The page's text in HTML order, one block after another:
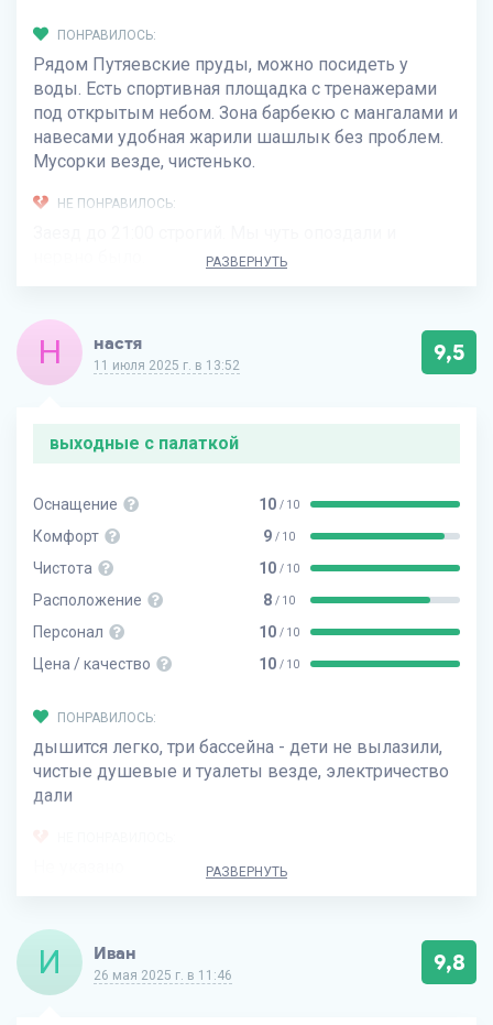
ПОНРАВИЛОСЬ:
Рядом Путяевские пруды, можно посидеть у
воды. Есть спортивная площадка с тренажерами
под открытым небом. Зона барбекю с мангалами и
навесами удобная жарили шашлык без проблем.
Мусорки везде, чистенько.
НЕ ПОНРАВИЛОСЬ:
РАЗВЕРНУТЬ
Н настя
11 июля 2025 г. в 13:52 9,5
выходные с палаткой
Оснащение 10 / 10
Комфорт 9 / 10
Чистота 10 / 10
Расположение 8 / 10
Персонал 10 / 10
Цена / качество 10 / 10
ПОНРАВИЛОСЬ:
дышится легко, три бассейна - дети не вылазили,
чистые душевые и туалеты везде, электричество
дали
РАЗВЕРНУТЬ
И Иван
26 мая 2025 г. в 11:46 9,8